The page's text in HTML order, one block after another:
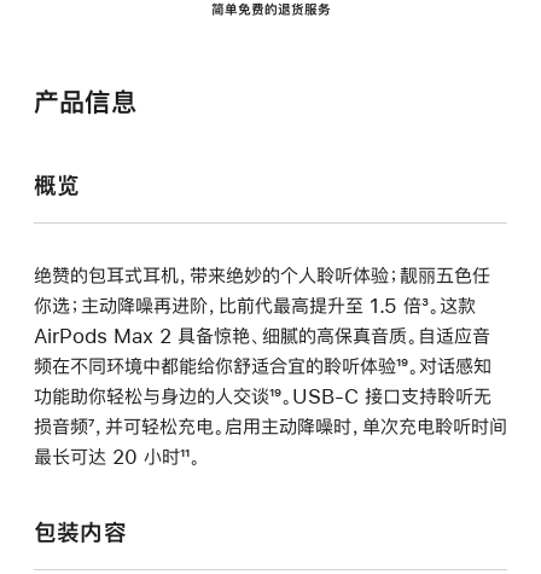
简单免费的退货服务
产品信息
概览
绝赞的包耳式耳机，带来绝妙的个人聆听体验；靓丽五色任
你选；主动降噪再进阶，比前代最高提升至 1.5 倍脚
注
³。这款
AirPods Max 2 具备惊艳、细腻的高保真音质。自适应音
频在不同环境中都能给你舒适合宜的聆听体验脚
注
¹⁹。对话感知
功能助你轻松与身边的人交谈脚
注
¹⁹。USB-C 接口支持聆听无
损音频脚
注
⁷，并可轻松充电。启用主动降噪时，单次充电聆听时间
最长可达 20 小时脚
¹¹。
包装内容